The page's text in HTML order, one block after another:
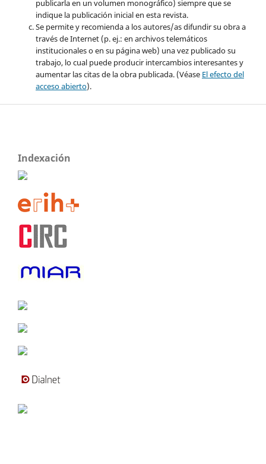
publicarla en un volumen monográfico) siempre que se
indique la publicación inicial en esta revista.
Se permite y recomienda a los autores/as difundir su obra a
través de Internet (p. ej.: en archivos telemáticos
institucionales o en su página web) una vez publicado su
trabajo, lo cual puede producir intercambios interesantes y
aumentar las citas de la obra publicada. (Véase El efecto del
acceso abierto).
Indexación